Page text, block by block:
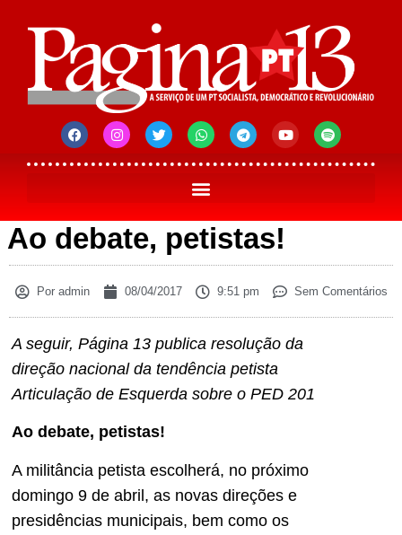
Ao debate, petistas!
Poradmin 08/04/2017 9:51 pm Sem Comentários
A seguir, Página 13 publica resolução da
direção nacional da tendência petista
Articulação de Esquerda sobre o PED 201
Ao debate, petistas!
A militância petista escolherá, no próximo
domingo 9 de abril, as novas direções e
presidências municipais, bem como os